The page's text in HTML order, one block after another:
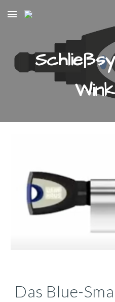
Skip to main content
Das Blue-